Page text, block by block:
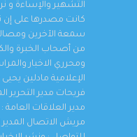
التشهير والإساءة و
كانت مصدرها على إن
سمعة الآخرين
من أصحاب الخبرة
ومحرري الاخبار
الإعلامية مادلين
فريحات مدير
مدير العلاقات العامة :